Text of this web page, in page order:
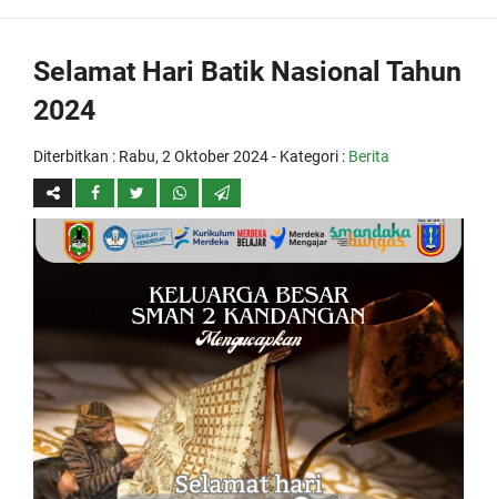
Selamat Hari Batik Nasional Tahun
2024
Diterbitkan : Rabu, 2 Oktober 2024- Kategori : Berita